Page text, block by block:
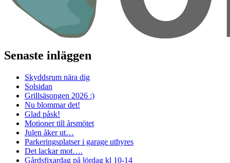
Senaste inläggen
Skyddsrum nära dig
Solsidan
Grillsäsongen 2026 :)
Nu blommar det!
Glad påsk!
Motioner till årsmötet
Julen åker ut…
Parkeringsplatser i garage uthyres
Det lackar mot….
Gårdsfixardag på lördag kl 10-14